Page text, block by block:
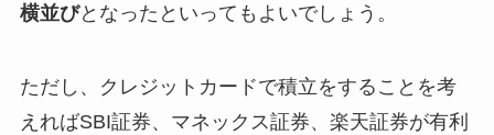
横並びとなったといってもよいでしょう。
ただし、クレジットカードで積立をすることを考
えればSBI証券、マネックス証券、楽天証券が有利